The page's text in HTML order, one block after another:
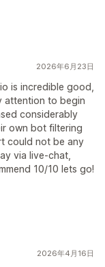
2026年6月23日
is incredible good,
attention to begin
considerably
own bot filtering
could not be any
via live-chat,
10/10 lets go!
2026年4月16日